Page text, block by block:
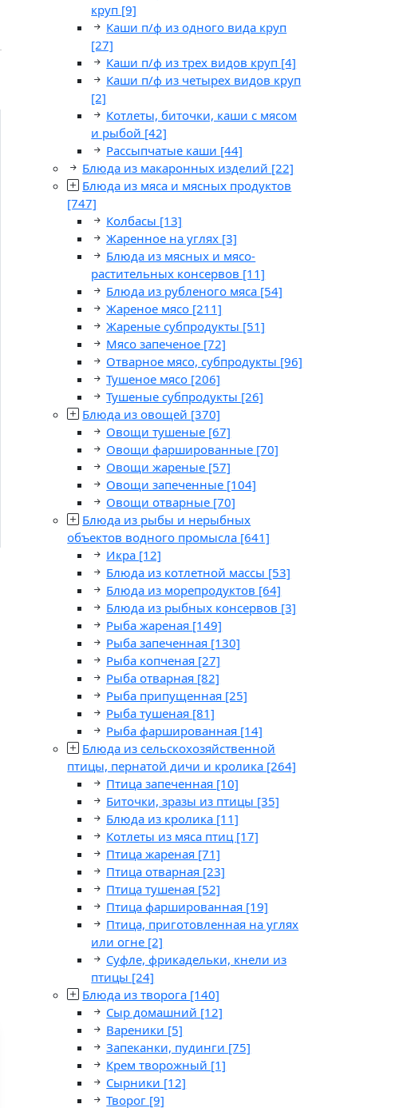
круп [9]
Каши п/ф из одного вида круп
[27]
Каши п/ф из трех видов круп [4]
Каши п/ф из четырех видов круп
[2]
Котлеты, биточки, каши с мясом
и рыбой [42]
Рассыпчатые каши [44]
Блюда из макаронных изделий [22]
Блюда из мяса и мясных продуктов
[747]
Колбасы [13]
Жаренное на углях [3]
Блюда из мясных и мясо-
растительных консервов [11]
Блюда из рубленого мяса [54]
Жареное мясо [211]
Жареные субпродукты [51]
Мясо запеченое [72]
Отварное мясо, субпродукты [96]
Тушеное мясо [206]
Тушеные субпродукты [26]
Блюда из овощей [370]
Овощи тушеные [67]
Овощи фаршированные [70]
Овощи жареные [57]
Овощи запеченные [104]
Овощи отварные [70]
Блюда из рыбы и нерыбных
объектов водного промысла [641]
Икра [12]
Блюда из котлетной массы [53]
Блюда из морепродуктов [64]
Блюда из рыбных консервов [3]
Рыба жареная [149]
Рыба запеченная [130]
Рыба копченая [27]
Рыба отварная [82]
Рыба припущенная [25]
Рыба тушеная [81]
Рыба фаршированная [14]
Блюда из сельскохозяйственной
птицы, пернатой дичи и кролика [264]
Птица запеченная [10]
Биточки, зразы из птицы [35]
Блюда из кролика [11]
Котлеты из мяса птиц [17]
Птица жареная [71]
Птица отварная [23]
Птица тушеная [52]
Птица фаршированная [19]
Птица, приготовленная на углях
или огне [2]
Суфле, фрикадельки, кнели из
птицы [24]
Блюда из творога [140]
Сыр домашний [12]
Вареники [5]
Запеканки, пудинги [75]
Крем творожный [1]
Сырники [12]
Творог [9]